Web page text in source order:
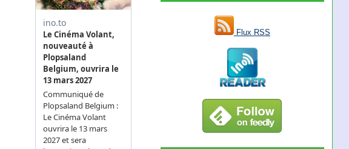
Flux RSS